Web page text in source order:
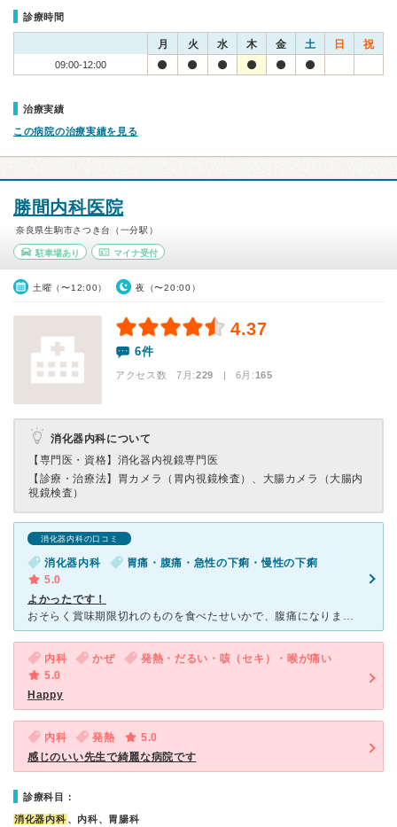
診療時間
月 火 水 木 金 土 日 祝
09:00-12:00
治療実績
この病院の治療実績を見る
勝間内科医院
奈良県生駒市さつき台（一分駅）
駐車場あり マイナ受付
土曜（〜12:00） 夜（〜20:00）
4.37
6件
アクセス数 7月:229 | 6月:165
消化器内科について
【専門医・資格】 消化器内視鏡専門医
【診療・治療法】 胃カメラ（胃内視鏡検査）、大腸カメラ（大腸内
視鏡検査）
消化器内科の口コミ
消化器内科
胃痛・腹痛・急性の下痢・慢性の下痢
5.0
よかったです！
おそらく賞味期限切れのものを食べたせいかで、腹痛になりました。いつもなら2.3日で治るのですが、1週間ほど痛くご飯もほとんど食べられなかったので受診。 遅い時間にも空いてるので仕事帰りにより、受診。
内科 かぜ
発熱・だるい・咳（セキ）・喉が痛い
5.0
Happy
内科 発熱
5.0
感じのいい先生で綺麗な病院です
診療科目：
消化器内科 、内科、胃腸科